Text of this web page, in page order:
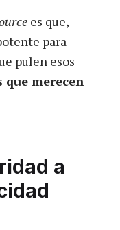
es que,
para
pulen esos
que merecen
a